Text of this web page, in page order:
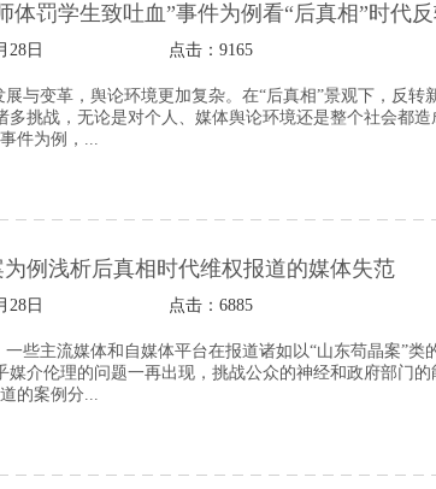
体罚学生致吐血”事件为例看“后真相”时代
28日 点击： 9165
展与变革，舆论环境更加复杂。在“后真相”景观下，反
多挑战，无论是对个人、媒体舆论环境还是整个社会都
件为例，...
为例浅析后真相时代维权报道的媒体失范
28日 点击： 6885
一些主流媒体和自媒体平台在报道诸如以“山东苟晶案”类
媒介伦理的问题一再出现，挑战公众的神经和政府部门
的案例分...